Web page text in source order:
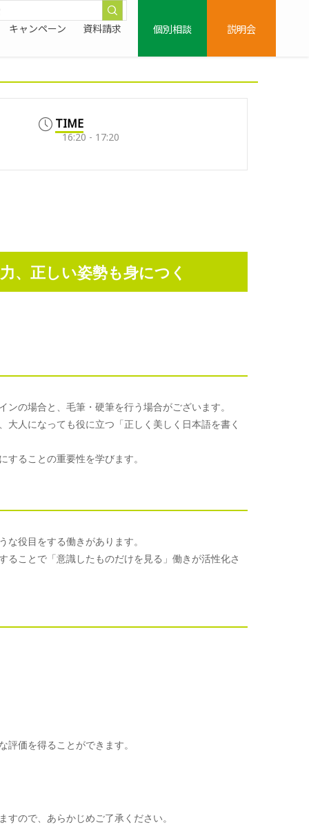
キャンペーン 資料請求
個別相談
説明会
TIME
16:20 - 17:20
、正しい姿勢も身につく
の場合と、毛筆・硬筆を行う場合がございます。
人になっても役に立つ「正しく美しく日本語を書く
ることの重要性を学びます。
役目をする働きがあります。
ことで「意識したものだけを見る」働きが活性化さ
価を得ることができます。
ので、あらかじめご了承ください。